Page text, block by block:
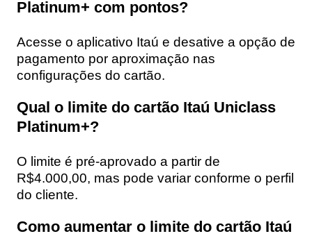
Platinum+ com pontos?
Acesse o aplicativo Itaú e desative a opção de
pagamento por aproximação nas
configurações do cartão.
Qual o limite do cartão Itaú Uniclass
Platinum+?
O limite é pré-aprovado a partir de
R$4.000,00, mas pode variar conforme o perfil
do cliente.
Como aumentar o limite do cartão Itaú